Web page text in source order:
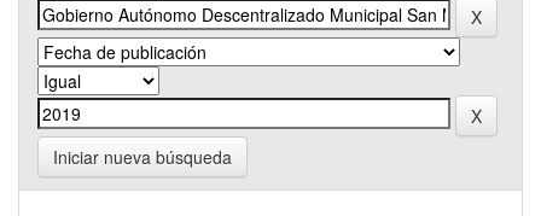
Iniciar nueva búsqueda